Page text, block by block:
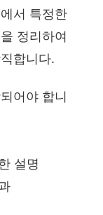
서 특정한
정리하여
합니다.
어야 합니
설명